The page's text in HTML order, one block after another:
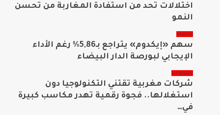
اختلالات تحد من استفادة المغاربة من تحسن
النمو
اقتصاد
سهم «إيكدوم» يتراجع بـ5,86% رغم الأداء
الإيجابي لبورصة الدار البيضاء
تكنولوجيا
شركات مغربية تقتني التكنولوجيا دون
استغلالها.. فجوة رقمية تهدر مكاسب كبيرة
في…